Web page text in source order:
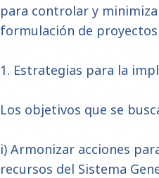
para controlar y
formulación de
1. Estrategias para la
Los objetivos que se
i) Armonizar acciones
recursos del Sistema